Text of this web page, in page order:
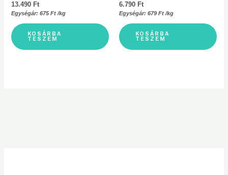
13.490 Ft
Egységár: 675Ft /kg
KOSÁRBA
TESZEM
6.790 Ft
Egységár: 679 Ft /kg
KOSÁRBA
TESZEM